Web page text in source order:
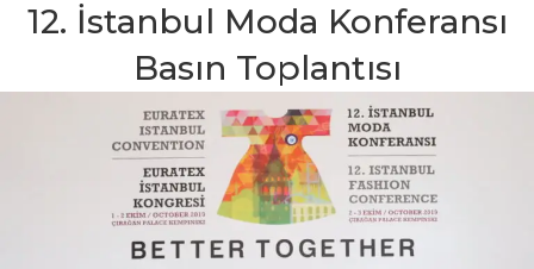
12. İstanbul Moda Konferansı
Basın Toplantısı